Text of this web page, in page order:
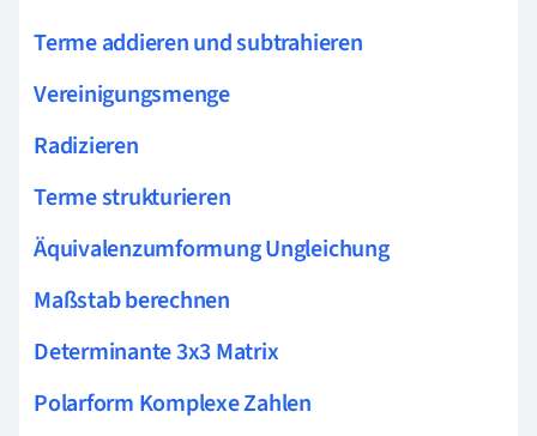
Terme addieren und subtrahieren
Vereinigungsmenge
Radizieren
Terme strukturieren
Äquivalenzumformung Ungleichung
Maßstab berechnen
Determinante 3x3 Matrix
Polarform Komplexe Zahlen